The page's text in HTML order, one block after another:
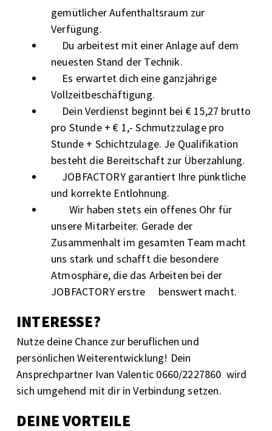
gemütlicher Aufenthaltsraum zur
Verfügung.
Du arbeitest mit einer Anlage auf dem
neuesten Stand der Technik.
Es erwartet dich eine ganzjährige
Vollzeitbeschäftigung.
Dein Verdienst beginnt bei € 15,27 brutto
pro Stunde + € 1,- Schmutzzulage pro
Stunde + Schichtzulage. Je Qualifikation
besteht die Bereitschaft zur Überzahlung.
JOBFACTORY garantiert Ihre pünktliche
und korrekte Entlohnung.
Wir haben stets ein offenes Ohr für
unsere Mitarbeiter. Gerade der
Zusammenhalt im gesamten Team macht
uns stark und schafft die besondere
Atmosphäre, die das Arbeiten bei der
JOBFACTORY erstre
benswert macht.
INTERESSE?
Nutze deine Chance zur beruflichen und
persönlichen Weiterentwicklung! Dein
Ansprechpartner Ivan Valentic 0660/2227860 wird
sich umgehend mit dir in Verbindung setzen.
DEINE VORTEILE